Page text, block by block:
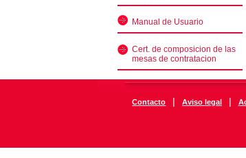
Manual de Usuario
Cert. de composicion de las
mesas de contratacion
Contacto | Aviso legal |